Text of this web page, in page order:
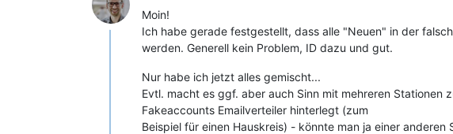
Moin!
Ich habe gerade festgestellt, dass alle "Neuen" in der
werden. Generell kein Problem, ID dazu und gut.
Nur habe ich jetzt alles gemischt...
Evtl. macht es ggf. aber auch Sinn mit mehreren
Fakeaccounts Emailverteiler hinterlegt (zum
Beispiel für einen Hauskreis) - könnte man ja einer